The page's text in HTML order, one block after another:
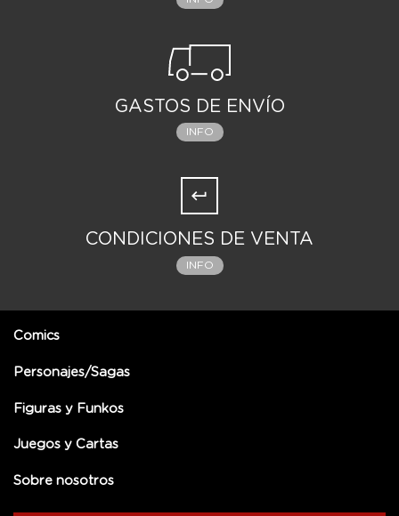
GASTOS DE ENVÍO
INFO
CONDICIONES DE VENTA
INFO
Comics
Personajes/Sagas
Figuras y Funkos
Juegos y Cartas
Sobre nosotros